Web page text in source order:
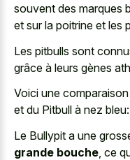
souvent des marques
et sur la poitrine et les
Les pitbulls sont
grâce à leurs gènes
Voici une
et du Pitbull à nez bleu:
Le Bullypit a une
grande bouche , ce